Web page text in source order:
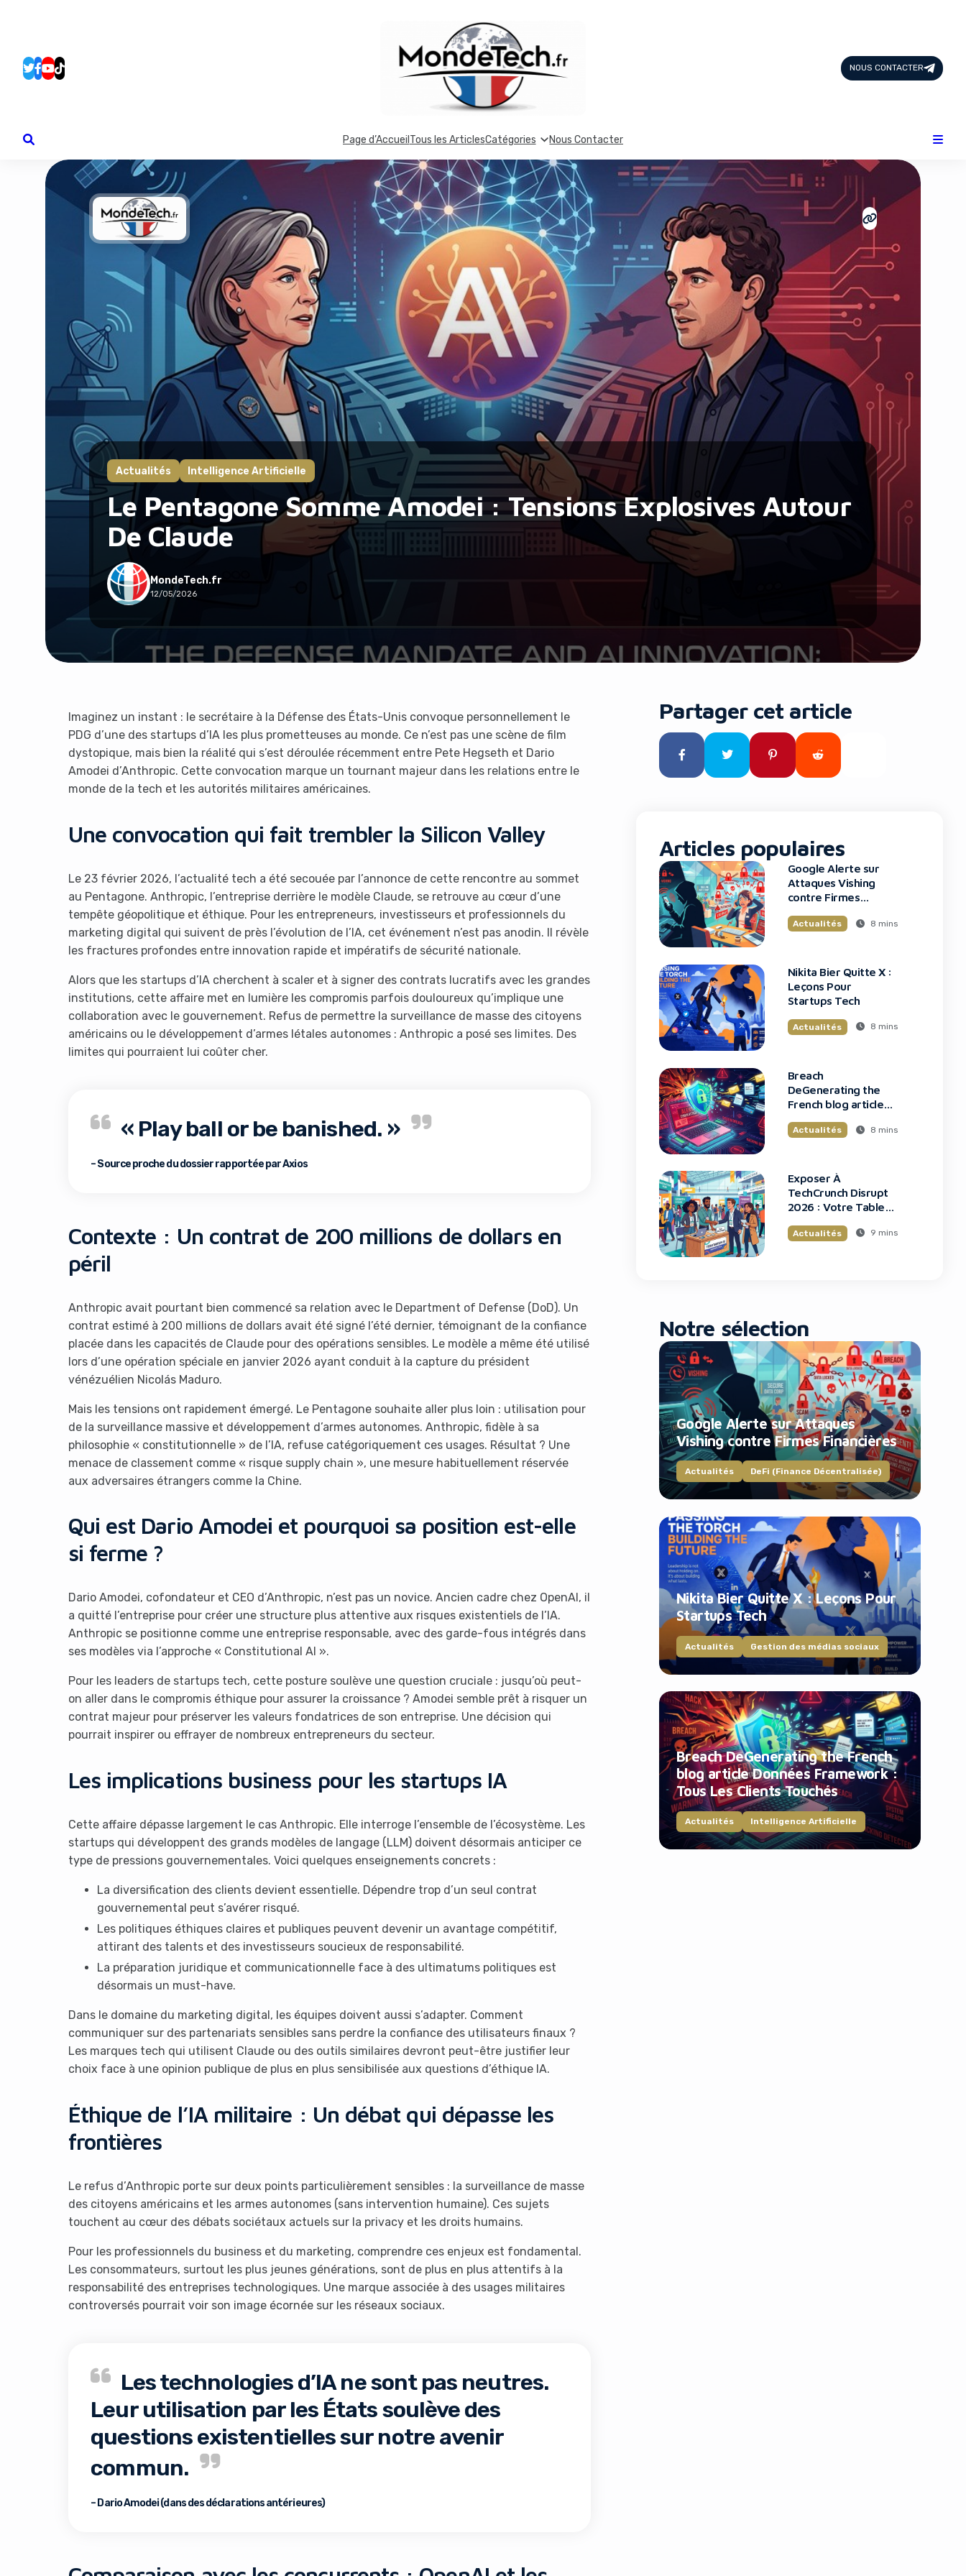
NOUS CONTACTER
Page d’Accueil Tous les ArticlesCatégories Nous Contacter
Actualités Intelligence Artificielle
Le Pentagone Somme Amodei : Tensions Explosives Autour
De Claude
MondeTech.fr
12/05/2026
Imaginez un instant : le secrétaire à la Défense des États-Unis convoque personnellement le
PDG d’une des startups d’IA les plus prometteuses au monde. Ce n’est pas une scène de film
dystopique, mais bien la réalité qui s’est déroulée récemment entre Pete Hegseth et Dario
Amodei d’Anthropic. Cette convocation marque un tournant majeur dans les relations entre le
monde de la tech et les autorités militaires américaines.
Une convocation qui fait trembler la Silicon Valley
Le 23 février 2026, l’actualité tech a été secouée par l’annonce de cette rencontre au sommet
au Pentagone. Anthropic, l’entreprise derrière le modèle Claude, se retrouve au cœur d’une
tempête géopolitique et éthique. Pour les entrepreneurs, investisseurs et professionnels du
marketing digital qui suivent de près l’évolution de l’IA, cet événement n’est pas anodin. Il révèle
les fractures profondes entre innovation rapide et impératifs de sécurité nationale.
Alors que les startups d’IA cherchent à scaler et à signer des contrats lucratifs avec les grandes
institutions, cette affaire met en lumière les compromis parfois douloureux qu’implique une
collaboration avec le gouvernement. Refus de permettre la surveillance de masse des citoyens
américains ou le développement d’armes létales autonomes : Anthropic a posé ses limites. Des
limites qui pourraient lui coûter cher.
« Play ball or be banished. »
– Source proche du dossier rapportée par Axios
Contexte : Un contrat de 200 millions de dollars en
péril
Anthropic avait pourtant bien commencé sa relation avec le Department of Defense (DoD). Un
contrat estimé à 200 millions de dollars avait été signé l’été dernier, témoignant de la confiance
placée dans les capacités de Claude pour des opérations sensibles. Le modèle a même été utilisé
lors d’une opération spéciale en janvier 2026 ayant conduit à la capture du président
vénézuélien Nicolás Maduro.
Mais les tensions ont rapidement émergé. Le Pentagone souhaite aller plus loin : utilisation pour
de la surveillance massive et développement d’armes autonomes. Anthropic, fidèle à sa
philosophie « constitutionnelle » de l’IA, refuse catégoriquement ces usages. Résultat ? Une
menace de classement comme « risque supply chain », une mesure habituellement réservée
aux adversaires étrangers comme la Chine.
Qui est Dario Amodei et pourquoi sa position est-elle
si ferme ?
Dario Amodei, cofondateur et CEO d’Anthropic, n’est pas un novice. Ancien cadre chez OpenAI, il
a quitté l’entreprise pour créer une structure plus attentive aux risques existentiels de l’IA.
Anthropic se positionne comme une entreprise responsable, avec des garde-fous intégrés dans
ses modèles via l’approche « Constitutional AI ».
Pour les leaders de startups tech, cette posture soulève une question cruciale : jusqu’où peut-
on aller dans le compromis éthique pour assurer la croissance ? Amodei semble prêt à risquer un
contrat majeur pour préserver les valeurs fondatrices de son entreprise. Une décision qui
pourrait inspirer ou effrayer de nombreux entrepreneurs du secteur.
Les implications business pour les startups IA
Cette affaire dépasse largement le cas Anthropic. Elle interroge l’ensemble de l’écosystème. Les
startups qui développent des grands modèles de langage (LLM) doivent désormais anticiper ce
type de pressions gouvernementales. Voici quelques enseignements concrets :
La diversification des clients devient essentielle. Dépendre trop d’un seul contrat
gouvernemental peut s’avérer risqué.
Les politiques éthiques claires et publiques peuvent devenir un avantage compétitif,
attirant des talents et des investisseurs soucieux de responsabilité.
La préparation juridique et communicationnelle face à des ultimatums politiques est
désormais un must-have.
Dans le domaine du marketing digital, les équipes doivent aussi s’adapter. Comment
communiquer sur des partenariats sensibles sans perdre la confiance des utilisateurs finaux ?
Les marques tech qui utilisent Claude ou des outils similaires devront peut-être justifier leur
choix face à une opinion publique de plus en plus sensibilisée aux questions d’éthique IA.
Éthique de l’IA militaire : Un débat qui dépasse les
frontières
Le refus d’Anthropic porte sur deux points particulièrement sensibles : la surveillance de masse
des citoyens américains et les armes autonomes (sans intervention humaine). Ces sujets
touchent au cœur des débats sociétaux actuels sur la privacy et les droits humains.
Pour les professionnels du business et du marketing, comprendre ces enjeux est fondamental.
Les consommateurs, surtout les plus jeunes générations, sont de plus en plus attentifs à la
responsabilité des entreprises technologiques. Une marque associée à des usages militaires
controversés pourrait voir son image écornée sur les réseaux sociaux.
Les technologies d’IA ne sont pas neutres.
Leur utilisation par les États soulève des
questions existentielles sur notre avenir
commun.
– Dario Amodei (dans des déclarations antérieures)
Partager cet article
Articles populaires
Google Alerte sur
Attaques Vishing
contre Firmes
Actualités 8 mins
Nikita Bier Quitte X :
Leçons Pour
Startups Tech
Actualités 8 mins
Breach
DeGenerating the
French blog article
: Tous Les Clients
Actualités 8 mins
Exposer À
TechCrunch Disrupt
2026 : Votre Table
L’Innovation
Actualités 9 mins
Notre sélection
Google Alerte sur Attaques
Vishing contre Firmes Financières
Actualités DeFi (Finance Décentralisée)
Nikita Bier Quitte X : Leçons Pour
Startups Tech
Actualités Gestion des médias sociaux
Breach DeGenerating the French
blog article Données Framework :
Tous Les Clients Touchés
Actualités Intelligence Artificielle
Design & Créativité
E-commerce
Famille
Finance
Intelligence Artificielle
Lifestyle
Marketing & Ventes
Plateformes
Produits physiques
Santé et Forme
Social & Communauté
Tech & Développement
Travail & Productivité
Voyage
It looks like you're using an ad-blocker!